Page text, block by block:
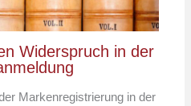
Widerspruch in der
Markenregistrierung in der